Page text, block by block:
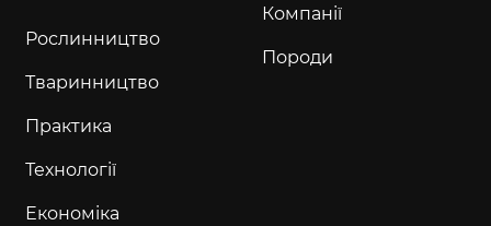
Рослинництво
Тваринництво
Практика
Технології
Економіка
Компанії
Породи